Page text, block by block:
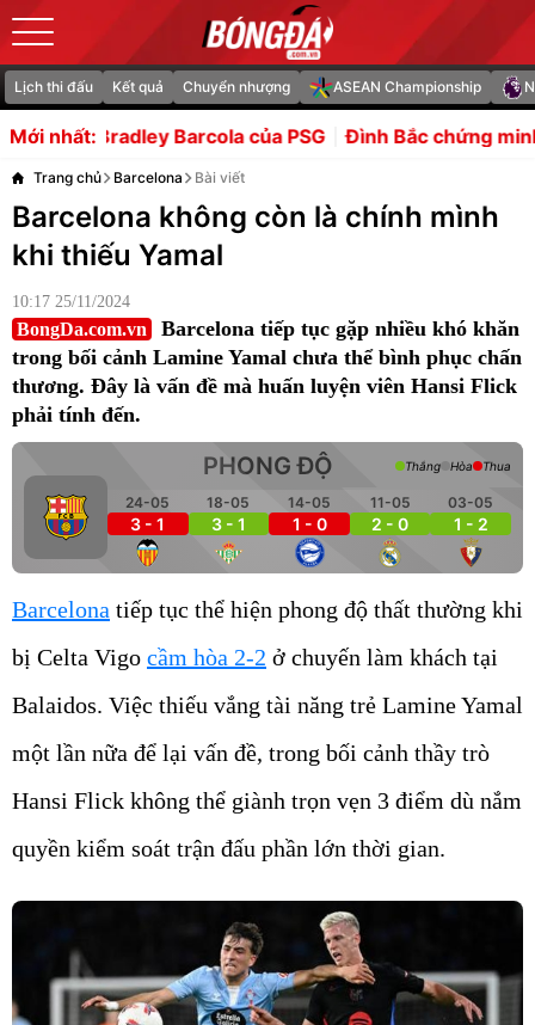
Lịch thi đấu Kết quả Chuyển nhượng ASEAN Championship
Mới nhất:của PSG Đình Bắc chứng minh bản lĩnh sau cú
Trang chủ Barcelona Bài viết
Barcelona không còn là chính mình
khi thiếu Yamal
10:17 25/11/2024
BongDa.com.vn
Barcelona tiếp tục gặp nhiều khó khăn
trong bối cảnh Lamine Yamal chưa thể bình phục chấn
thương. Đây là vấn đề mà huấn luyện viên Hansi Flick
phải tính đến.
PHONG ĐỘ
24-05
3 - 1
18-05
3 - 1
14-05
1 - 0
11-05
2 - 0
03-05
1 - 2
Thắng Hòa Thua
Barcelona tiếp tục thể hiện phong độ thất thường khi
bị Celta Vigo cầm hòa 2-2 ở chuyến làm khách tại
Balaidos. Việc thiếu vắng tài năng trẻ Lamine Yamal
một lần nữa để lại vấn đề, trong bối cảnh thầy trò
Hansi Flick không thể giành trọn vẹn 3 điểm dù nắm
quyền kiểm soát trận đấu phần lớn thời gian.